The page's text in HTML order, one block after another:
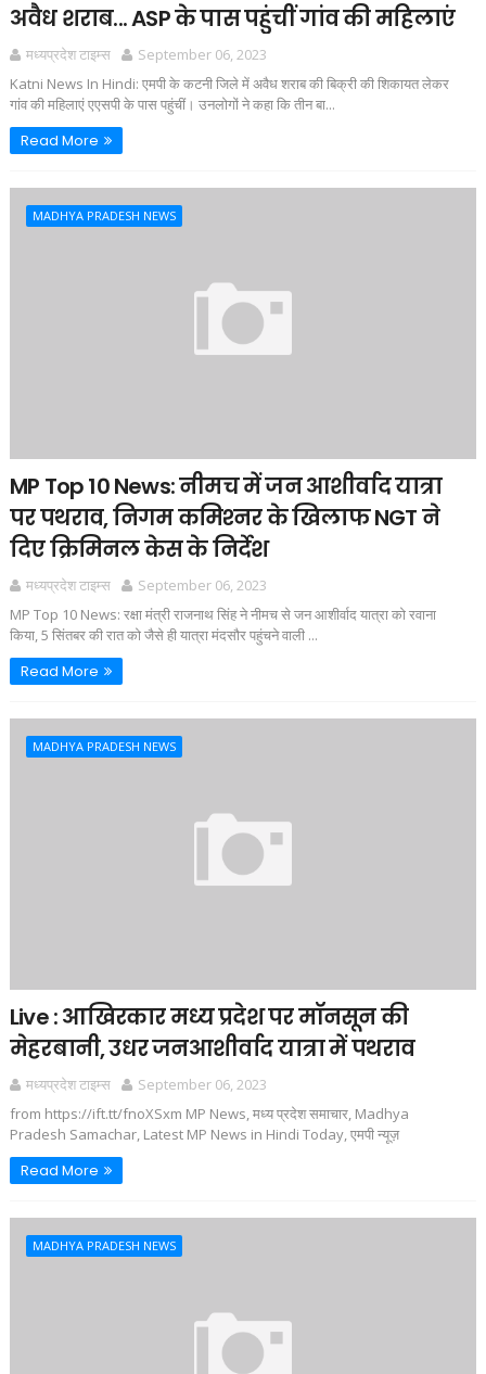
अवैध शराब... ASP के पास पहुंचीं गांव की महिलाएं
मध्यप्रदेश टाइम्स
September 06, 2023
Katni News In Hindi: एमपी के कटनी जिले में अवैध शराब की बिक्री की शिकायत लेकर
गांव की महिलाएं एएसपी के पास पहुंचीं। उनलोगों ने कहा कि तीन बा...
Read More
MADHYA PRADESH NEWS
MP Top 10 News: नीमच में जन आशीर्वाद यात्रा
पर पथराव, निगम कमिश्‍नर के खिलाफ NGT ने
दिए क्रिमिनल केस के निर्देश
मध्यप्रदेश टाइम्स
September 06, 2023
MP Top 10 News: रक्षा मंत्री राजनाथ सिंह ने नीमच से जन आशीर्वाद यात्रा को रवाना
किया, 5 सिंतबर की रात को जैसे ही यात्रा मंदसौर पहुंचने वाली ...
Read More
MADHYA PRADESH NEWS
Live : आखिरकार मध्य प्रदेश पर मॉनसून की
मेहरबानी, उधर जनआशीर्वाद यात्रा में पथराव
मध्यप्रदेश टाइम्स
September 06, 2023
from https://ift.tt/fnoXSxm MP News, मध्य प्रदेश समाचार, Madhya
Pradesh Samachar, Latest MP News in Hindi Today, एमपी न्यूज़
Read More
MADHYA PRADESH NEWS